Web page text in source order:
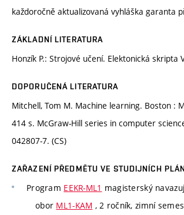
každoročně aktualizovaná vyhláška garanta
ZÁKLADNÍ LITERATURA
Honzík P.: Strojové učení. Elektonická skripta
DOPORUČENÁ LITERATURA
Mitchell, Tom M. Machine learning. Boston :
414 s. McGraw-Hill series in computer
042807-7. (CS)
ZAŘAZENÍ PŘEDMĚTU VE STUDIJNÍCH
Program EEKR-ML1 magisterský
obor ML1-KAM , 2 ročník, zimní